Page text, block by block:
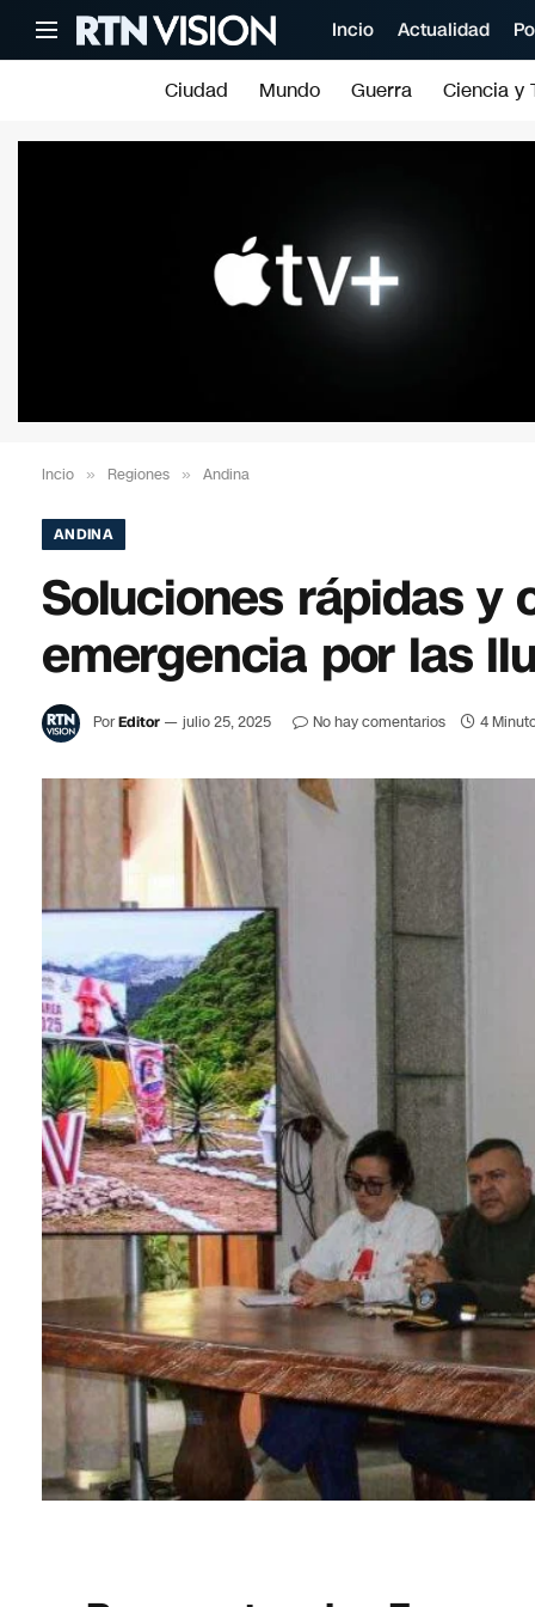
Incio Actualidad
Ciudad Mundo Guerra Ciencia y
Incio » Regiones » Andina
ANDINA
Soluciones rápidas y
emergencia por las
PorEditor julio 25, 2025 No hay comentarios 4